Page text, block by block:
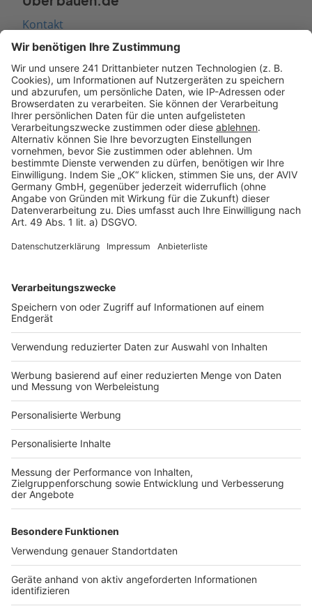
Kontakt
Seitenaufbau
Barrierefreiheit
Cookie Einstellungen
Rechtliches
AGB-Übersicht
Datenschutz
Impressum
Services
Bauprojekt-Quiz
Häuser-Suche
Hausanbieter-Suche
Bauprojekt-Profil
Für Unternehmen
Ihre Baufirma auf bauen.de
Kostenloses Infogespräch